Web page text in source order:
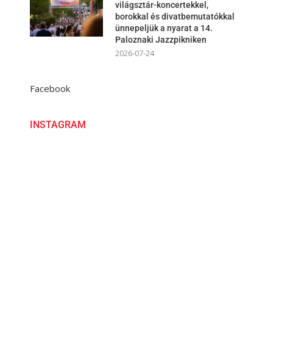
világsztár-koncertekkel,
borokkal és divatbemutatókkal
ünnepeljük a nyarat a 14.
Paloznaki Jazzpikniken
2026-07-24
Facebook
INSTAGRAM